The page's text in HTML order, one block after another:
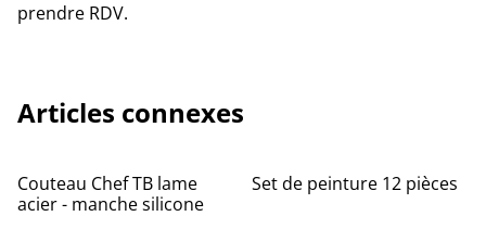
prendre RDV.
Articles connexes
Couteau Chef TB lame
acier - manche silicone
Set de peinture 12 pièces